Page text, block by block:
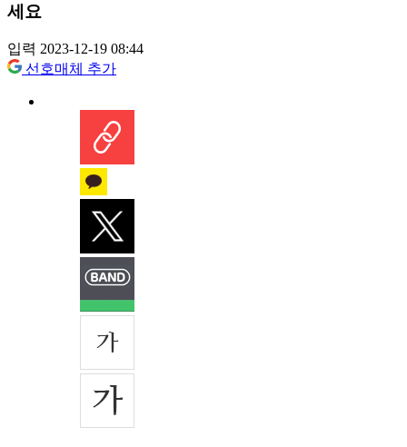
세요
입력 2023-12-19 08:44
선호매체 추가